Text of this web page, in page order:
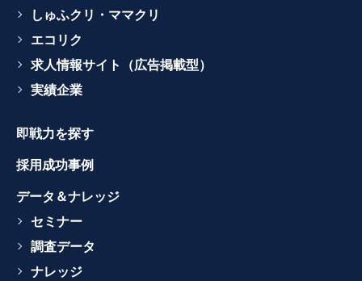
しゅふクリ・ママクリ
エコリク
求人情報サイト（広告掲載型）
実績企業
即戦力を探す
採用成功事例
データ＆ナレッジ
セミナー
調査データ
ナレッジ